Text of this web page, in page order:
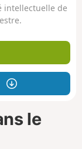
intellectuelle de
le